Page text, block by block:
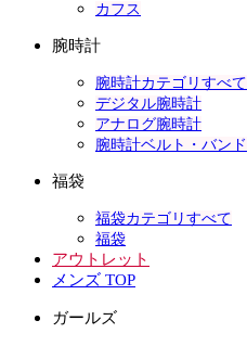
カフス
腕時計
腕時計カテゴリすべて
デジタル腕時計
アナログ腕時計
腕時計ベルト・バンド
福袋
福袋カテゴリすべて
福袋
アウトレット
メンズ TOP
ガールズ